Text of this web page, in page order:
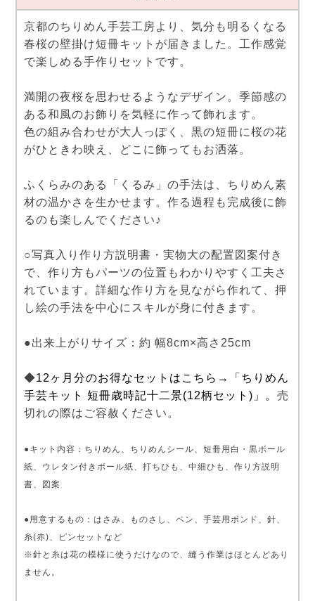
京都のちりめん手芸工房より、気分も明るくなる
春桜の壁掛け短冊キットが届きました。工作感覚
で楽しめる手作りセットです。
満開の夜桜を思わせるようなデザイン。季節感の
ある和風のお飾りを気軽に作って飾れます。
色の組み合わせが大人っぽく、黒の短冊に桜の花
がひときわ映え、どこに飾ってもお洒落。
ふくらみのある「くるみ」の手法は、ちりめん素
材の温かさを生かせます。作る過程も完成後に飾
るのも楽しんでください♪
○写真入り作り方説明書・実物大の配置図案付き
で、作り方もパーツの位置もわかりやすく工夫さ
れています。詳細な作り方を見ながら作れて、押
し絵の手法を中心にスキルが身に付きます。
●出来上がりサイズ：約 幅8cm×高さ25cm
◆12ヶ月分のお得なセットはこちら→「ちりめん
手芸キット 短冊歳時記十二景(12柄セット)」。 売
切れの際はご容赦ください。
●キット内容：ちりめん、ちりめんシール、短冊用白・黒ボール
紙、ウレタン付きボール紙、打ちひも、中細ひも、作り方説明
書、図案
●用意するもの：はさみ、ものさし、ペン、手芸用ボンド、針、
糸(赤)、ピンセットなど
※針と糸は花の模様に使うだけなので、縫う作業はほとんどあり
ません。